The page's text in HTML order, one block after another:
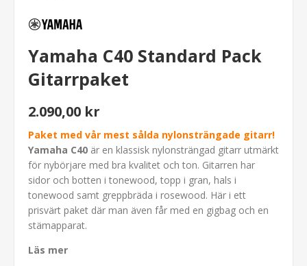
Yamaha C40 Standard Pack
Gitarrpaket
2.090,00 kr
Paket med vår mest sålda nylonsträngade gitarr!
Yamaha C40 är en klassisk nylonsträngad gitarr utmärkt
för nybörjare med bra kvalitet och ton. Gitarren har
sidor och botten i tonewood, topp i gran, hals i
tonewood samt greppbräda i rosewood. Här i ett
prisvärt paket där man även får med en gigbag och en
stämapparat.
Läs mer